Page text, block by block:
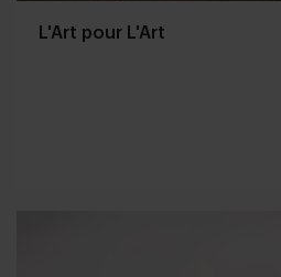
L'Art pour L'Art